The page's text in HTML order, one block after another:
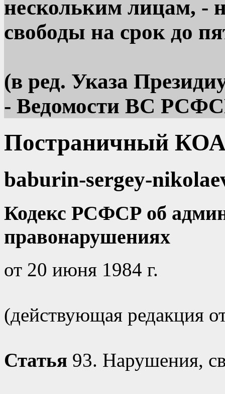
нескольким лицам, -
свободы на срок до
(в ред. Указа
- Ведомости ВС
Постраничный
baburin-sergey-
Кодекс РСФСР об
правонарушениях
от 20 июня 1984 г.
(действующая редакция
Статья 93. Нарушения,